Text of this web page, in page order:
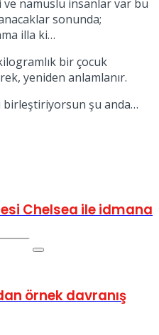
namuslu insanlar var bu
sonunda;
illa ki…
bir çocuk
yeniden anlamlanır.
birleştiriyorsun şu anda…
Chelsea ile idmana
örnek davranış